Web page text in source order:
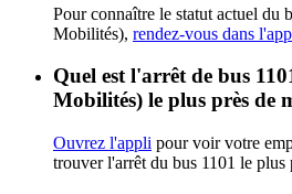
Pour connaître le statut actuel du
Mobilités), rendez-vous dans
Quel est l'arrêt de bus
Mobilités) le plus près de
Ouvrez l'appli pour voir votre
trouver l'arrêt du bus 1101 le plus